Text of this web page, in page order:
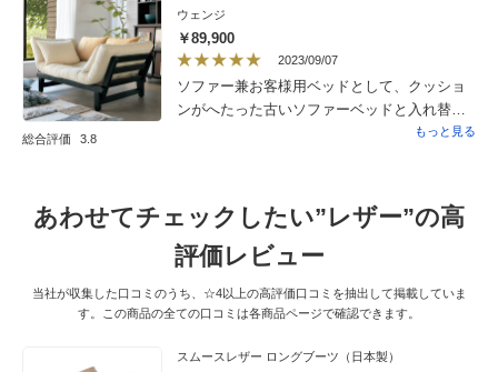
た。
かなと思います。
総合評価 3.8
ウェンジ
￥89,900
2023/09/07
ソファー兼お客様用ベッドとして、クッショ
ンがへたった古いソファーベッドと入れ替え
で購入しました。入れ替え前のものより一回
性３人で40分位でしたが、見ていて１人だと
難しいところがあったので、組立を頼んで良
かったです。
もっと見る
あわせてチェックしたい”レザー”の高
評価レビュー
当社が収集した口コミのうち、☆4以上の高評価口コミを抽出して掲載していま
す。この商品の全ての口コミは各商品ページで確認できます。
スムースレザー ロングブーツ（日本製）